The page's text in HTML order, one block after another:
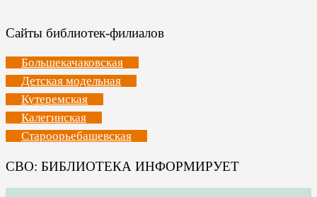
Сайты библиотек-филиалов
Большекачаковская
Детская модельная
Кутеремская
Калегинская
Староорьебашевская
СВО: БИБЛИОТЕКА ИНФОРМИРУЕТ